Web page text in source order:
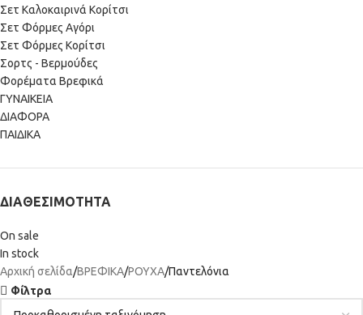
Σετ Καλοκαιρινά Κορίτσι
Σετ Φόρμες Αγόρι
Σετ Φόρμες Κορίτσι
Σορτς - Βερμούδες
Φορέματα Βρεφικά
ΓΥΝΑΙΚΕΙΑ
ΔΙΑΦΟΡΑ
ΠΑΙΔΙΚΑ
ΔΙΑΘΕΣΙΜΌΤΗΤΑ
On sale
In stock
Αρχική σελίδα ΒΡΕΦΙΚΑ ΡΟΥΧΑ Παντελόνια
Φίλτρα